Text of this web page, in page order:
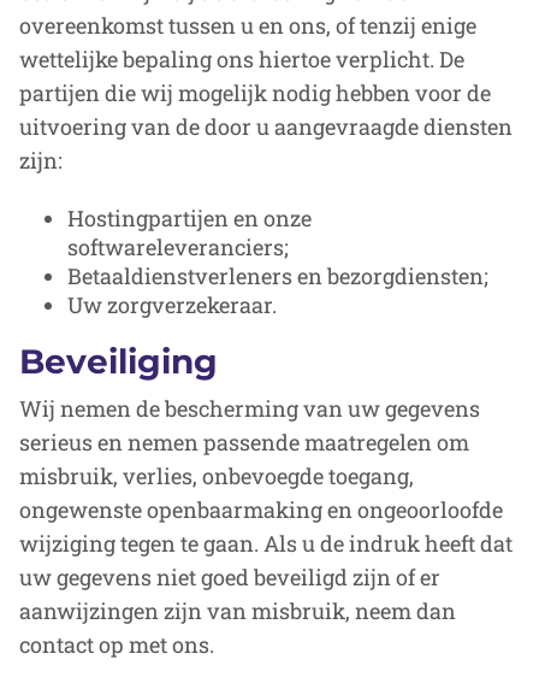
overeenkomst tussen u en ons, of tenzij enige
wettelijke bepaling ons hiertoe verplicht. De
partijen die wij mogelijk nodig hebben voor de
uitvoering van de door u aangevraagde diensten
zijn:
Hostingpartijen en onze
softwareleveranciers;
Betaaldienstverleners en bezorgdiensten;
Uw zorgverzekeraar.
Beveiliging
Wij nemen de bescherming van uw gegevens
serieus en nemen passende maatregelen om
misbruik, verlies, onbevoegde toegang,
ongewenste openbaarmaking en ongeoorloofde
wijziging tegen te gaan. Als u de indruk heeft dat
uw gegevens niet goed beveiligd zijn of er
aanwijzingen zijn van misbruik, neem dan
contact op met ons.